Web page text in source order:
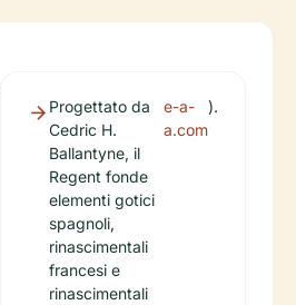
Progettato da
Cedric H.
Ballantyne, il
Regent fonde
elementi gotici
spagnoli,
rinascimentali
francesi e
rinascimentali
e-a-
a.com
).